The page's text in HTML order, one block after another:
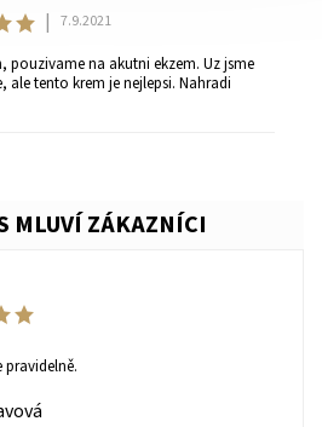
| 7.9.2021
pouzivame na akutni ekzem. Uz jsme
ale tento krem je nejlepsi. Nahradi